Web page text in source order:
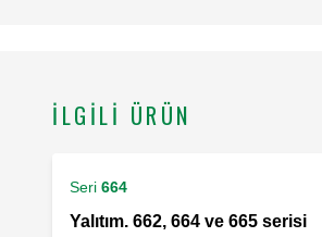
İLGILI ÜRÜN
Seri 664
Yalıtım. 662, 664 ve 665 serisi